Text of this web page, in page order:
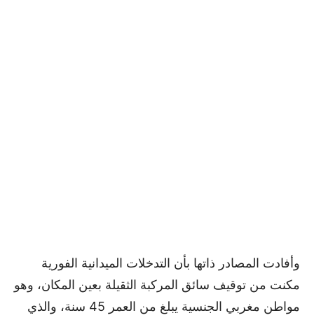
وأفادت المصادر ذاتها بأن التدخلات الميدانية الفورية
مكنت من توقيف سائق المركبة الثقيلة بعين المكان، وهو
مواطن مغربي الجنسية يبلغ من العمر 45 سنة، والذي